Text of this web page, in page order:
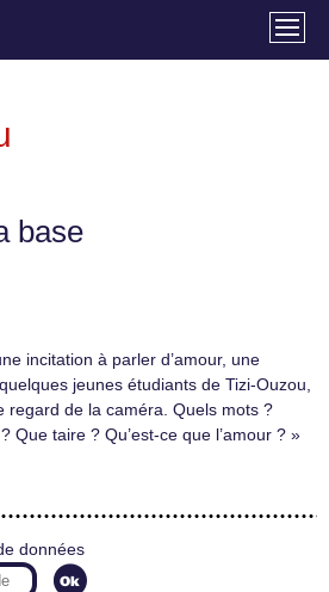
base
incitation à parler d’amour, une
jeunes étudiants de Tizi-Ouzou,
regard de la caméra. Quels mots ?
Que taire ? Qu’est-ce que l’amour ? »
données